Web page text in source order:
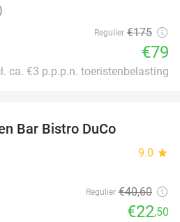
Regulier €175
€79
ca. €3 p.p.p.n. toeristenbelasting
Bar Bistro DuCo
9.0 star
Regulier €40,60
€22,50